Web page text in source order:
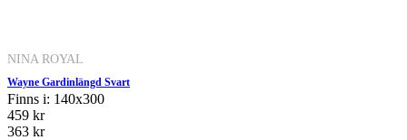
NINA ROYAL
Wayne Gardinlängd Svart
Finns i: 140x300
459 kr
363 kr